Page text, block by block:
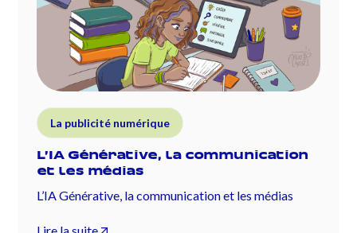
La publicité numérique
L’IA Générative, la communication
et les médias
L’IA Générative, la communication et les médias
Lire la suite